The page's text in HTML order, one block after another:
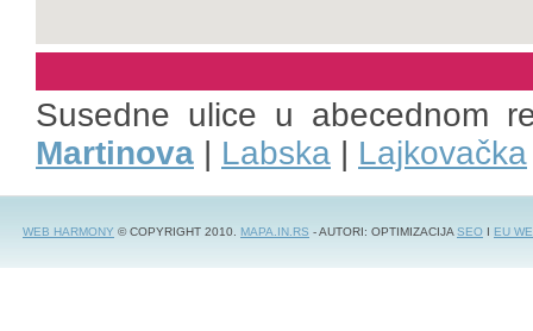
Susedne ulice u abecednom
Martinova | Labska | Lajkovačka
WEB HARMONY © COPYRIGHT 2010. MAPA.IN.RS - AUTORI: OPTIMIZACIJASEO I EU